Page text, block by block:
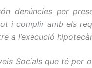
denúncies per
i complir amb els
a l’execució
Socials que té per